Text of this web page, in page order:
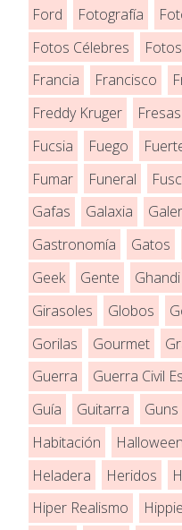
Ford
Fotografía
Fotos Célebres
Francia
Francisco
Freddy Kruger
Fresas
Fucsia
Fuego
Fumar
Funeral
Gafas
Galaxia
Gastronomía
Gatos
Geek
Gente Ghandi
Girasoles
Globos
Gorilas
Gourmet
Guerra
Guerra Civil
Guía
Guitarra
Habitación
Halloween
Heladera
Heridos
Hiper Realismo
Hippie